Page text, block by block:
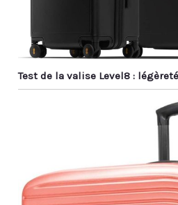
Test de la valise Level8 :